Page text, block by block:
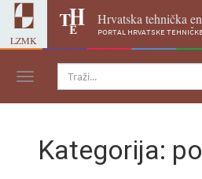
LZMK
Hrvatska tehnička
portal hrvatske
Navigacija
Kategorija: